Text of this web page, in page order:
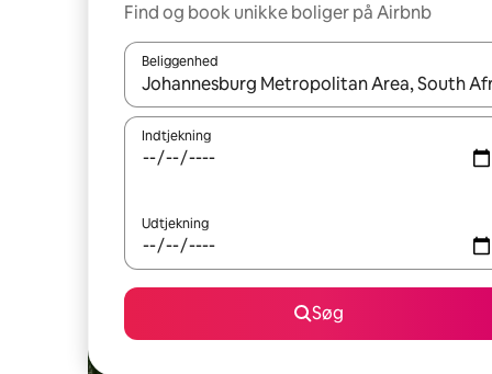
Find og book unikke boliger på Airbnb
Beliggenhed
Når resultaterne er tilgængelige, skal du
Indtjekning
Udtjekning
Søg